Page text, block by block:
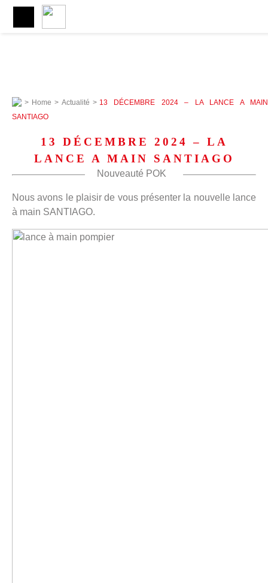
> Home > Actualité > 13 DÉCEMBRE 2024 – LA LANCE A MAIN
SANTIAGO
13 DÉCEMBRE 2024 – LA
LANCE A MAIN SANTIAGO
Nouveauté POK
Nous avons le plaisir de vous présenter la nouvelle lance
à main SANTIAGO.